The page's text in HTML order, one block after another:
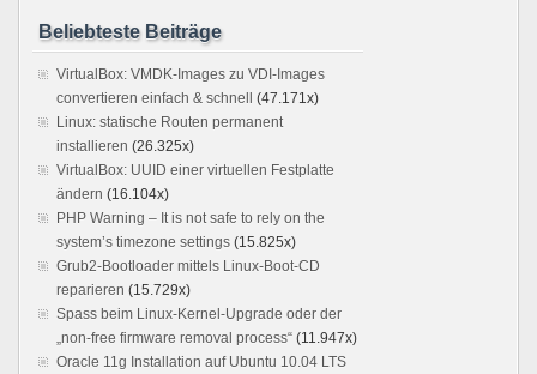
Beliebteste Beiträge
VirtualBox: VMDK-Images zu VDI-Images
convertieren einfach & schnell (47.171x)
Linux: statische Routen permanent
installieren (26.325x)
VirtualBox: UUID einer virtuellen Festplatte
ändern (16.104x)
PHP Warning – It is not safe to rely on the
system’s timezone settings (15.825x)
Grub2-Bootloader mittels Linux-Boot-CD
reparieren (15.729x)
Spass beim Linux-Kernel-Upgrade oder der
„non-free firmware removal process“ (11.947x)
Oracle 11g Installation auf Ubuntu 10.04 LTS